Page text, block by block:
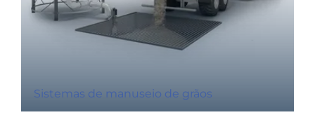
Sistemas de manuseio de grãos